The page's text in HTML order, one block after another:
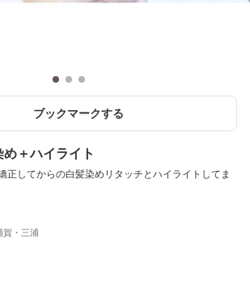
ブックマークする
＋ハイライト
正してからの白髪染めリタッチとハイライトしてま
賀・三浦